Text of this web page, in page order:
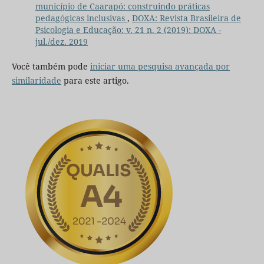
município de Caarapó: construindo práticas
pedagógicas inclusivas , DOXA: Revista Brasileira de
Psicologia e Educação: v. 21 n. 2 (2019): DOXA -
jul./dez. 2019
Você também pode iniciar uma pesquisa avançada por
similaridade para este artigo.